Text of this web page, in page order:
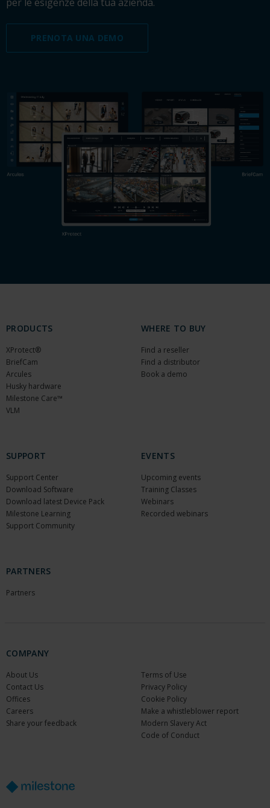
PRENOTA UNA DEMO
PRODUCTS
XProtect®
BriefCam
Arcules
Husky hardware
Milestone Care™
VLM
WHERE TO BUY
Find a reseller
Find a distributor
Book a demo
SUPPORT
Support Center
Download Software
Download latest Device Pack
Milestone Learning
Support Community
EVENTS
Upcoming events
Training Classes
Webinars
Recorded webinars
PARTNERS
Partners
COMPANY
About Us
Contact Us
Offices
Careers
Share your feedback
Terms of Use
Privacy Policy
Cookie Policy
Make a whistleblower report
Modern Slavery Act
Code of Conduct